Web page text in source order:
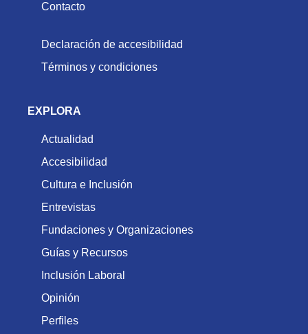
Contacto
Declaración de accesibilidad
Términos y condiciones
EXPLORA
Actualidad
Accesibilidad
Cultura e Inclusión
Entrevistas
Fundaciones y Organizaciones
Guías y Recursos
Inclusión Laboral
Opinión
Perfiles